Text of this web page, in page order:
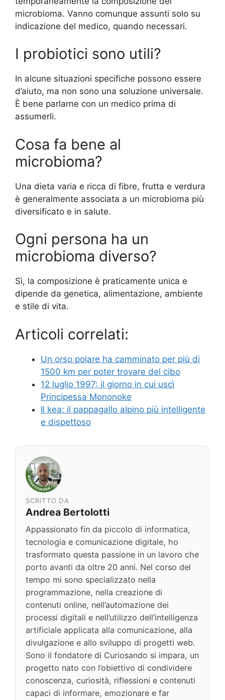
microbioma. Vanno comunque assunti solo su
indicazione del medico, quando necessari.
I probiotici sono utili?
In alcune situazioni specifiche possono essere
d’aiuto, ma non sono una soluzione universale.
È bene parlarne con un medico prima di
assumerli.
Cosa fa bene al
microbioma?
Una dieta varia e ricca di fibre, frutta e verdura
è generalmente associata a un microbioma più
diversificato e in salute.
Ogni persona ha un
microbioma diverso?
Sì, la composizione è praticamente unica e
dipende da genetica, alimentazione, ambiente
e stile di vita.
Articoli correlati:
Un orso polare ha camminato per più di
1500 km per poter trovare del cibo
12 luglio 1997: il giorno in cui uscì
Principessa Mononoke
Il kea: il pappagallo alpino più intelligente
e dispettoso
SCRITTO DA
Andrea Bertolotti
Appassionato fin da piccolo di informatica,
tecnologia e comunicazione digitale, ho
trasformato questa passione in un lavoro che
porto avanti da oltre 20 anni. Nel corso del
tempo mi sono specializzato nella
programmazione, nella creazione di
contenuti online, nell’automazione dei
processi digitali e nell’utilizzo dell’intelligenza
artificiale applicata alla comunicazione, alla
divulgazione e allo sviluppo di progetti web.
Sono il fondatore di Curiosando si impara, un
progetto nato con l’obiettivo di condividere
conoscenza, curiosità, riflessioni e contenuti
capaci di informare, emozionare e far